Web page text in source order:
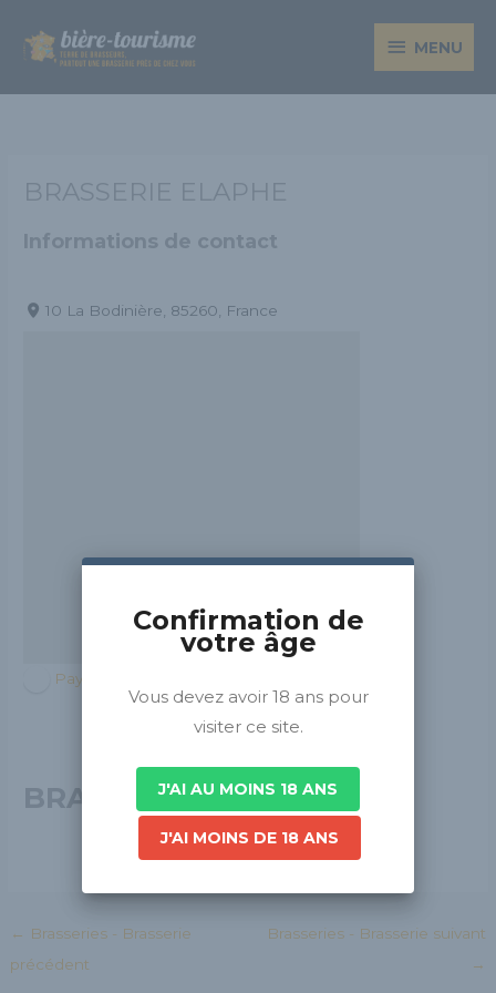
contenu
MENU
MENU
BRASSERIE ELAPHE
Informations de contact
10 La Bodinière, 85260, France
Pays de la Loire
BRASSERIE ELAPHE
← Brasseries - Brasserie
précédent
Brasseries - Brasserie suivant
→
Confirmation de
votre âge
Vous devez avoir 18 ans pour
visiter ce site.
J'AI AU MOINS 18 ANS
J'AI MOINS DE 18 ANS